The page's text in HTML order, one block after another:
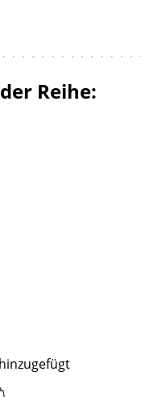
Reihe: